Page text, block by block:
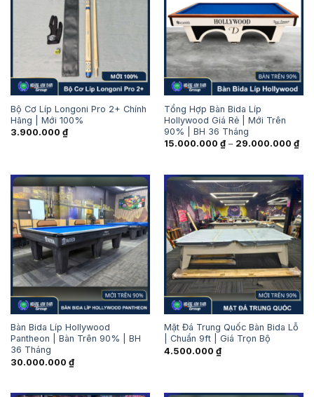
Bộ Cơ Líp Longoni Pro 2+ Chính
Hãng | Mới 100%
3.900.000 ₫
Tổng Hợp Bàn Bida Líp
Hollywood Giá Rẻ | Mới Trên
90% | BH 36 Tháng
15.000.000 ₫ – 29.000.000 ₫
giá:
đến
Bàn Bida Líp Hollywood
Pantheon | Bàn Trên 90% | BH
36 Tháng
30.000.000 ₫
Mặt Đá Trung Quốc Bàn Bida Lỗ
| Chuẩn 9ft | Giá Trọn Bộ
4.500.000 ₫